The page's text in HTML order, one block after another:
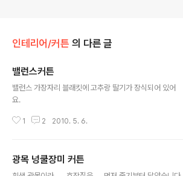
인테리어/커튼 의 다른 글
밸런스커튼
밸런스 가장자리 블래킷에 고추랑 딸기가 장식되어 있어
요.
1 2 2010. 5. 6.
광목 넝쿨장미 커튼